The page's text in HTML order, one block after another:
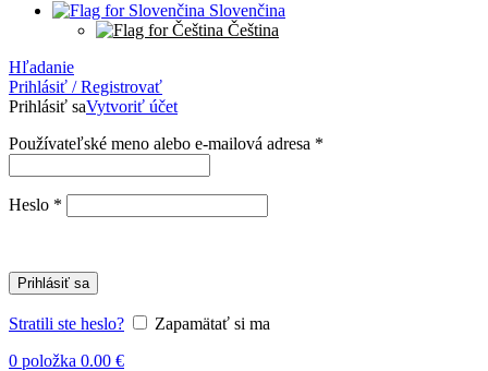
Slovenčina
Čeština
Hľadanie
Prihlásiť / Registrovať
Prihlásiť saVytvoriť účet
Používateľské meno alebo e-mailová adresa *
Heslo *
Prihlásiť sa
Stratili ste heslo?
Zapamätať si ma
0 položka 0.00 €